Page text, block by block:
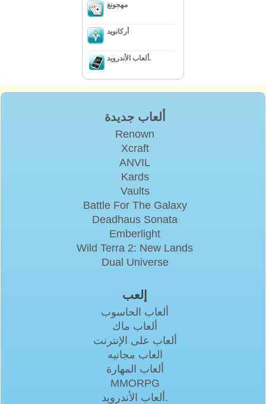
مهجونغ
أركانويد
ألعاب الأندرويد.
ألعاب جديدة
Renown
Xcraft
ANVIL
Kards
Vaults
Battle For The Galaxy
Deadhaus Sonata
Emberlight
Wild Terra 2: New Lands
Dual Universe
إلعب
ألعاب الحاسوب
ألعاب ماك
ألعاب على الإنترنت
العاب مجانيه
ألعاب المهارة
MMORPG
ألعاب الأندرويد.